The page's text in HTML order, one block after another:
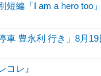
短編「I am a hero
車 豊永利 行き」8月
コレ』